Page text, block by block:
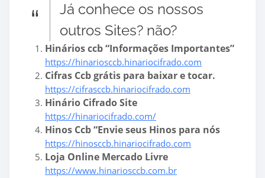
Já conhece os nossos
outros Sites? não?
Hinários ccb “Informações Importantes”
https://hinariosccb.hinariocifrado.com
Cifras Ccb grátis para baixar e tocar.
https://cifrasccb.hinariocifrado.com
Hinário Cifrado Site
https://hinariocifrado.com/
Hinos Ccb “Envie seus Hinos para nós
https://hinosccb.hinariocifrado.com
Loja Online Mercado Livre
https://www.hinariosccb.com.br